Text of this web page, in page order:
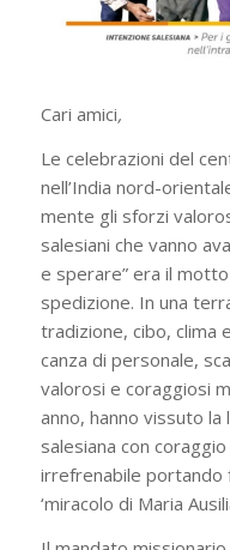
Cari amici,
Le celebrazioni del
nell’India nord-
mente gli sforzi
salesiani che vanno
e sperare” era il
spedizione. In una
tradizione, cibo, clima
canza di personale,
valorosi e coraggiosi
anno, hanno vissuto
salesiana con
irrefrenabile portando
‘miracolo di Maria